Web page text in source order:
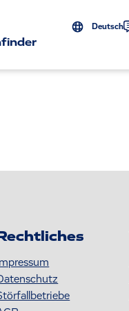
Deutsch